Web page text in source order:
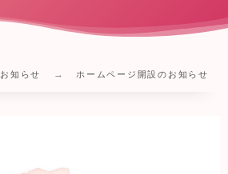
お知らせ ホームページ開設のお知らせ